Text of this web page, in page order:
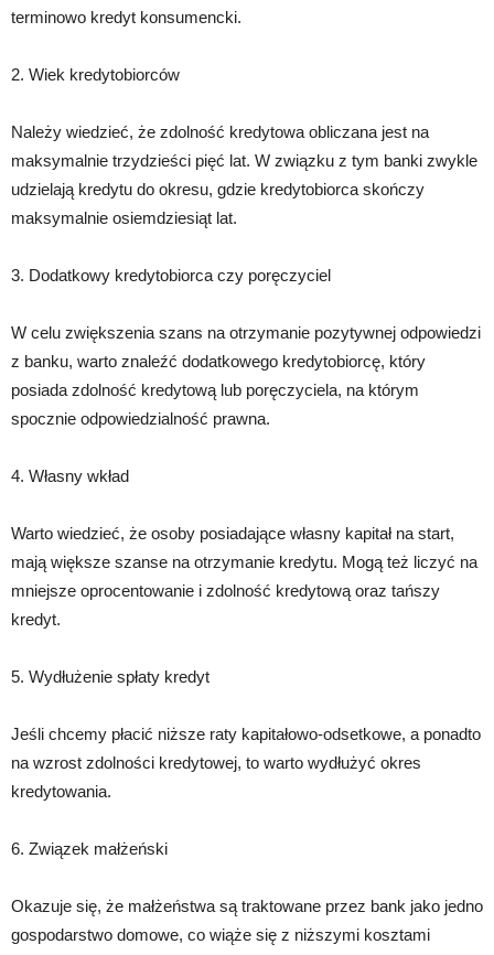
terminowo kredyt konsumencki.
2. Wiek kredytobiorców
Należy wiedzieć, że zdolność kredytowa obliczana jest na
maksymalnie trzydzieści pięć lat. W związku z tym banki zwykle
udzielają kredytu do okresu, gdzie kredytobiorca skończy
maksymalnie osiemdziesiąt lat.
3. Dodatkowy kredytobiorca czy poręczyciel
W celu zwiększenia szans na otrzymanie pozytywnej odpowiedzi
z banku, warto znaleźć dodatkowego kredytobiorcę, który
posiada zdolność kredytową lub poręczyciela, na którym
spocznie odpowiedzialność prawna.
4. Własny wkład
Warto wiedzieć, że osoby posiadające własny kapitał na start,
mają większe szanse na otrzymanie kredytu. Mogą też liczyć na
mniejsze oprocentowanie i zdolność kredytową oraz tańszy
kredyt.
5. Wydłużenie spłaty kredyt
Jeśli chcemy płacić niższe raty kapitałowo-odsetkowe, a ponadto
na wzrost zdolności kredytowej, to warto wydłużyć okres
kredytowania.
6. Związek małżeński
Okazuje się, że małżeństwa są traktowane przez bank jako jedno
gospodarstwo domowe, co wiąże się z niższymi kosztami